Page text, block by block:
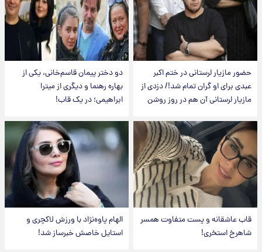
حضور مازیار لرستانی در ختم اکبر
عبدی برای او گران تمام شد!/ دزدی از
مازیار لرستانی آن هم در روز روشن
دو دختر پیمان قاسم‌خانی، یکی از
بهاره رهنما و دیگری از میترا
ابراهیمی؛ در یک قاب!
قاب عاشقانه و پست متفاوت همسر
شاهرخ استخری!
الهام پاوه‌نژاد با ورزش لاکچری و
استایل خاصش خبرساز شد!